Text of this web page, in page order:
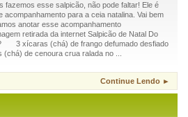
fazemos esse salpicão, não pode faltar! Ele é
acompanhamento para a ceia natalina. Vai bem
anotar esse acompanhamento
retirada da internet Salpicão de Natal Do
3 xícaras (chá) de frango defumado desfiado
de cenoura crua ralada no ...
Continue Lendo ►